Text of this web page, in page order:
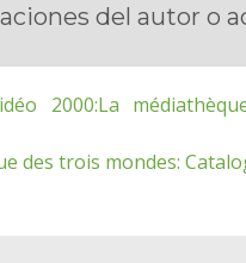
del autor o
2000:La
des trois mondes: